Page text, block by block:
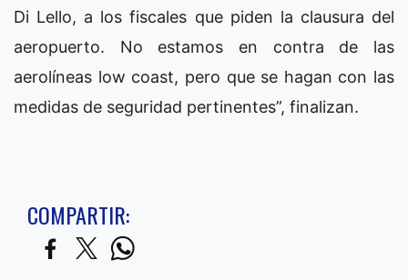
Di Lello, a los fiscales que piden la clausura del
aeropuerto. No estamos en contra de las
aerolíneas low coast, pero que se hagan con las
medidas de seguridad pertinentes”, finalizan.
COMPARTIR: